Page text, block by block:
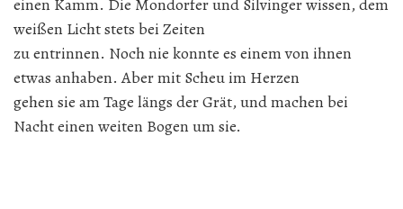
weißen Licht stets bei Zeiten
zu entrinnen. Noch nie konnte es einem von ihnen
etwas anhaben. Aber mit Scheu im Herzen
gehen sie am Tage längs der Grät, und machen bei
Nacht einen weiten Bogen um sie.